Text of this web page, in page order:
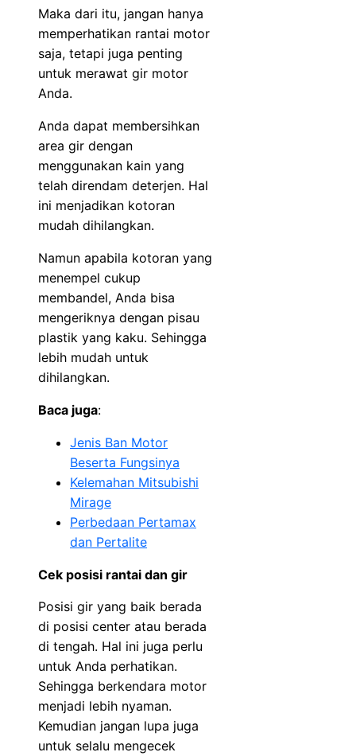
Maka dari itu, jangan hanya
memperhatikan rantai motor
saja, tetapi juga penting
untuk merawat gir motor
Anda.
Anda dapat membersihkan
area gir dengan
menggunakan kain yang
telah direndam deterjen. Hal
ini menjadikan kotoran
mudah dihilangkan.
Namun apabila kotoran yang
menempel cukup
membandel, Anda bisa
mengeriknya dengan pisau
plastik yang kaku. Sehingga
lebih mudah untuk
dihilangkan.
Baca juga:
Jenis Ban Motor
Beserta Fungsinya
Kelemahan Mitsubishi
Mirage
Perbedaan Pertamax
dan Pertalite
Cek posisi rantai dan gir
Posisi gir yang baik berada
di posisi center atau berada
di tengah. Hal ini juga perlu
untuk Anda perhatikan.
Sehingga berkendara motor
menjadi lebih nyaman.
Kemudian jangan lupa juga
untuk selalu mengecek